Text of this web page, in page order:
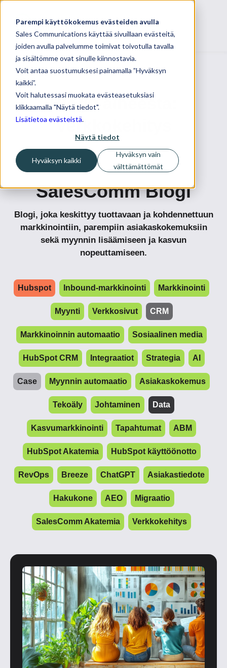
Parempi käyttökokemus evästeiden avulla
Sales Communications käyttää sivuillaan evästeitä,
joiden avulla palvelumme toimivat toivotulla tavalla
ja sisältömme ovat sinulle kiinnostavia.
Voit antaa suostumuksesi painamalla ”Hyväksyn
kaikki”.
Voit halutessasi muokata evästeasetuksiasi
klikkaamalla "Näytä tiedot".
Lisätietoa evästeistä.
Näytä tiedot
Hyväksyn kaikki
Hyväksyn vain
välttämättömät
Blogit aiheesta:
Verkkokehitys
SalesComm Blogi
Blogi, joka keskittyy tuottavaan ja kohdennettuun
markkinointiin, parempiin asiakaskokemuksiin
sekä myynnin lisäämiseen ja kasvun
nopeuttamiseen.
Hubspot Inbound-markkinointi Markkinointi
Myynti Verkkosivut CRM
Markkinoinnin automaatio Sosiaalinen media
HubSpot CRM Integraatiot Strategia AI
Case Myynnin automaatio Asiakaskokemus
Tekoäly Johtaminen Data
Kasvumarkkinointi Tapahtumat ABM
HubSpot Akatemia HubSpot käyttöönotto
RevOps Breeze ChatGPT Asiakastiedote
Hakukone AEO Migraatio
SalesComm Akatemia Verkkokehitys